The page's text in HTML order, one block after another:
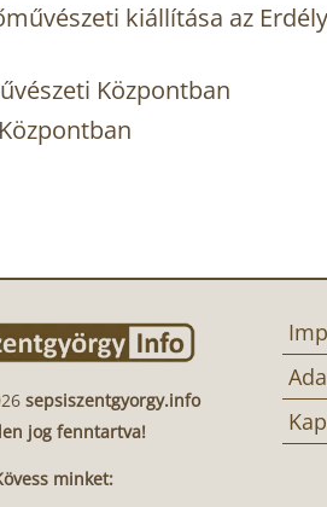
kiállítása az
Központban
sepsiszentgyorgy.info
jog fenntartva!
minket: